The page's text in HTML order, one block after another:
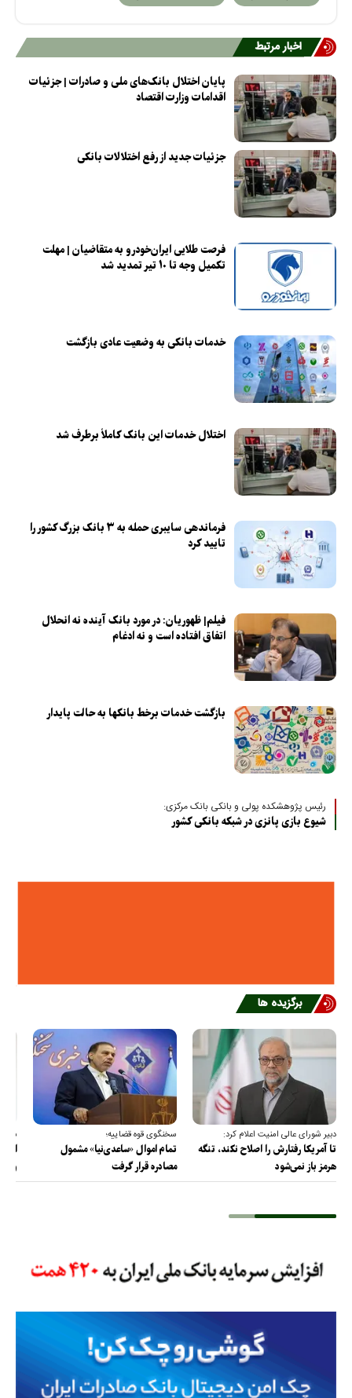
اخبار مرتبط
پایان اختلال بانک‌های ملی و صادرات | جزئیات
اقدامات وزارت اقتصاد
جزئیات جدید از رفع اختلالات بانکی
فرصت طلایی ایران‌خودرو به متقاضیان | مهلت
تکمیل وجه تا ۱۰ تیر تمدید شد
خدمات بانکی به وضعیت عادی بازگشت
اختلال خدمات این بانک کاملاً برطرف شد
فرماندهی سایبری حمله به ۳ بانک بزرگ کشور را
تایید کرد
فیلم| ظهوریان: در مورد بانک آینده نه انحلال
اتفاق افتاده است و نه ادغام
بازگشت خدمات برخط بانکها به حالت پایدار
رئیس پژوهشکده پولی و بانکی بانک مرکزی:
شیوع بازی پانزی در شبکه بانکی کشور
برگزیده ها
دبیر شورای عالی امنیت اعلام کرد:
تا آمریکا رفتارش را اصلاح نکند، تنگه
هرمز باز نمی‌شود
سخنگوی قوه قضاییه؛
تمام اموال «ساعدی‌نیا» مشمول
مصادره قرار گرفت
و